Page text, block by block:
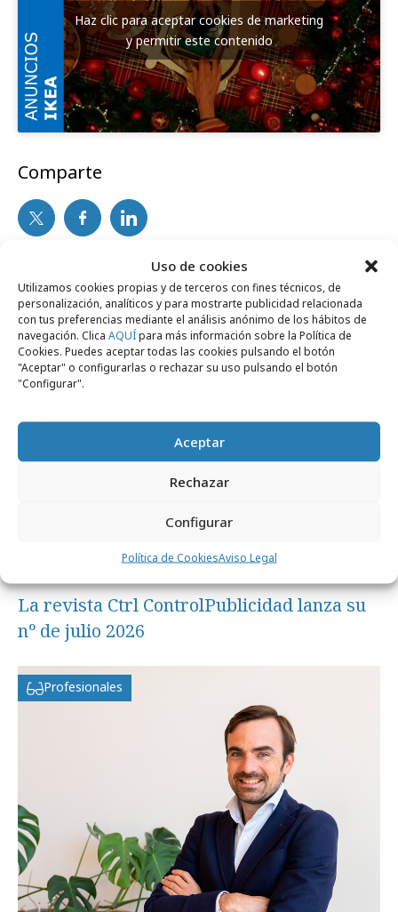
Uso de cookies
Utilizamos cookies propias y de terceros con fines técnicos, de
personalización, analíticos y para mostrarte publicidad relacionada
con tus preferencias mediante el análisis anónimo de los hábitos de
navegación. Clica AQUÍpara más información sobre la Política de
Cookies. Puedes aceptar todas las cookies pulsando el botón
"Aceptar" o configurarlas o rechazar su uso pulsando el botón
"Configurar".
Aceptar
Rechazar
Configurar
Política de CookiesAviso Legal
Haz clic para aceptar cookies de marketing
y permitir este contenido
Comparte
Noticias Relacionadas
Revista CTRL
La revista Ctrl ControlPublicidad lanza su
nº de julio 2026
Profesionales